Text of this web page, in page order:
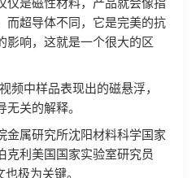
仅是磁性材料，产品就会像指
而超导体不同，它是完美的抗
影响，这就是一个很大的区
频中样品表现出的磁悬浮，
关的解释。
金属研究所沈阳材料科学国家
克利美国国家实验室研究员
极为关键。